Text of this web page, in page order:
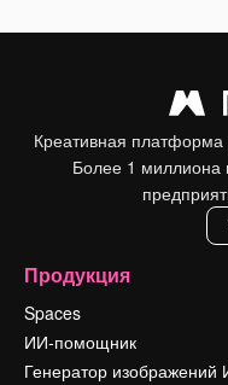
Креативная
Более 1 миллиона
Продукция
Spaces
ИИ-помощник
Генератор изображений